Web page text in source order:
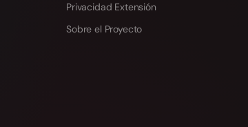
Privacidad Extensión
Sobre el Proyecto